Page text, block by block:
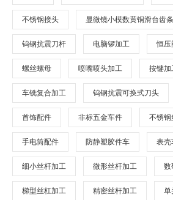
不锈钢接头 显微镜小模数黄铜滑台齿条
钨钢抗震刀杆 电脑锣加工 恒压
螺丝螺母 喷嘴喷头加工 按键加
车铣复合加工 钨钢抗震可换式刀头
首饰配件 非标五金车件 不锈钢
手电筒配件 防静塑胶件车 表壳
细小丝杆加工 微形丝杆加工 数
梯型丝杠加工 精密丝杆加工 单